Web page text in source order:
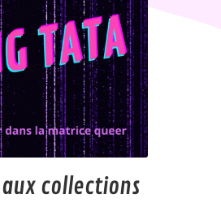
collections